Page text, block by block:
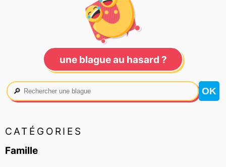
une blague au hasard ?
🔎
CATÉGORIES
Famille